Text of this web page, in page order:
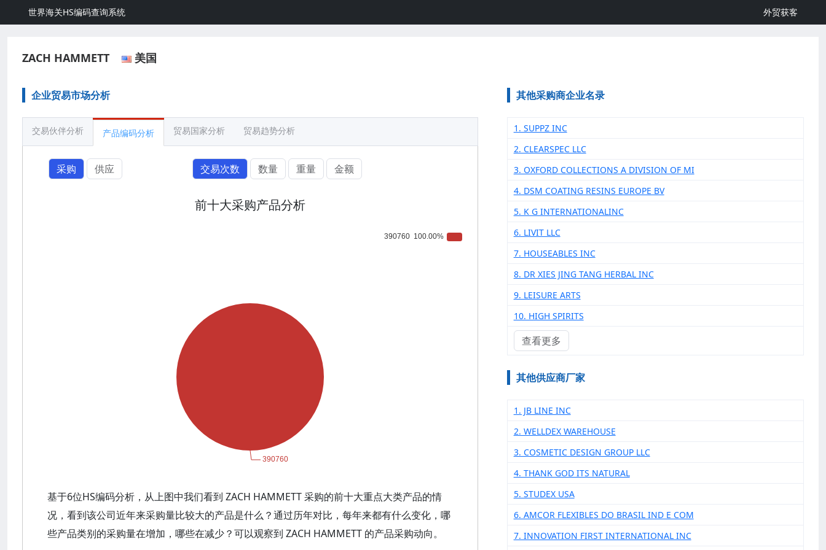
世界海关HS编码查询系统 外贸获客
ZACH HAMMETT 美国
企业贸易市场分析
交易伙伴分析 产品编码分析 贸易国家分析 贸易趋势分析
采购 供应 交易次数 数量 重量 金额
前十大采购产品分析
基于6位HS编码分析，从上图中我们看到 ZACH HAMMETT 采购的前十大重点大类产品的情
况，看到该公司近年来采购量比较大的产品是什么？通过历年对比，每年来都有什么变化，哪
些产品类别的采购量在增加，哪些在减少？可以观察到 ZACH HAMMETT 的产品采购动向。
其他采购商企业名录
1. SUPPZ INC
2. CLEARSPEC LLC
3. OXFORD COLLECTIONS A DIVISION OF MI
4. DSM COATING RESINS EUROPE BV
5. K G INTERNATIONALINC
6. LIVIT LLC
7. HOUSEABLES INC
8. DR XIES JING TANG HERBAL INC
9. LEISURE ARTS
10. HIGH SPIRITS
查看更多
其他供应商厂家
1. JB LINE INC
2. WELLDEX WAREHOUSE
3. COSMETIC DESIGN GROUP LLC
4. THANK GOD ITS NATURAL
5. STUDEX USA
6. AMCOR FLEXIBLES DO BRASIL IND E COM
7. INNOVATION FIRST INTERNATIONAL INC